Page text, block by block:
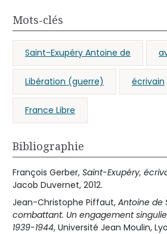
Mots-clés
Saint-Exupéry Antoine de
Libération (guerre) écrivain
France Libre
Bibliographie
François Gerber, Saint-Exupéry,
Jacob Duvernet, 2012.
Jean-Christophe Piffaut, Antoine de
combattant. Un engagement
1939-1944, Université Jean Moulin,